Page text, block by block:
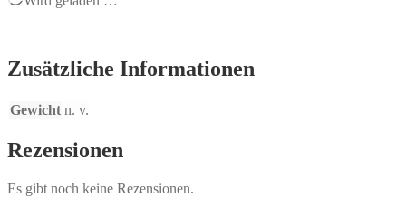
Zusätzliche Informationen
Gewicht n. v.
Rezensionen
Es gibt noch keine Rezensionen.